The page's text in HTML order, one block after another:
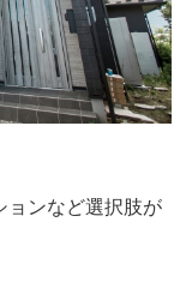
ョンなど選択肢が